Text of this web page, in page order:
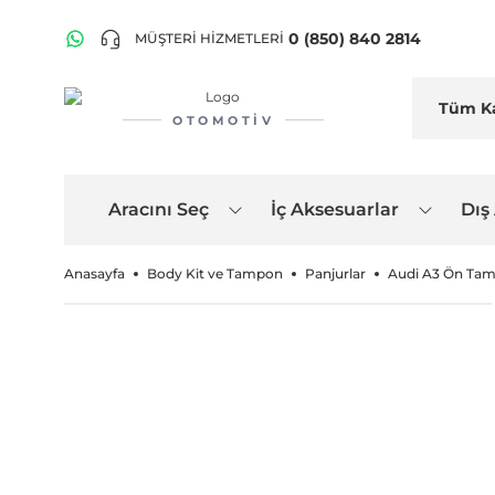
MÜŞTERİ HİZMETLERİ 0 (850) 840 2814
OTOMOTIV
Aracını Seç İç Aksesuarlar
Anasayfa Body Kit ve Tampon Panjurlar Audi A3 Ön